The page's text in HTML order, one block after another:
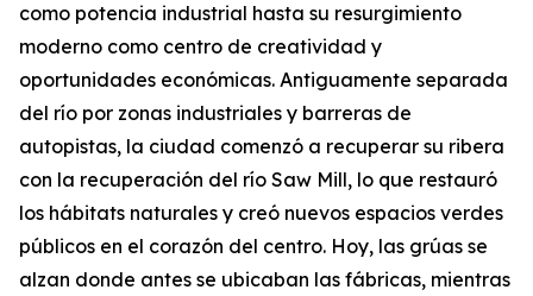
como potencia industrial hasta su resurgimiento
moderno como centro de creatividad y
oportunidades económicas. Antiguamente separada
del río por zonas industriales y barreras de
autopistas, la ciudad comenzó a recuperar su ribera
con la recuperación del río Saw Mill, lo que restauró
los hábitats naturales y creó nuevos espacios verdes
públicos en el corazón del centro. Hoy, las grúas se
alzan donde antes se ubicaban las fábricas, mientras